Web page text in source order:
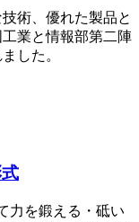
術、優れた製品と
業と情報部第二陣
した。
力を鍛える・砥い